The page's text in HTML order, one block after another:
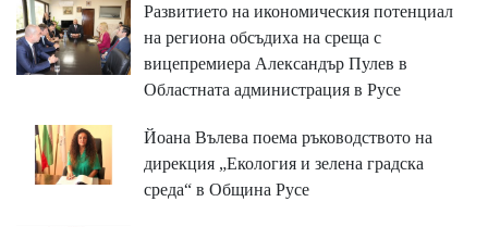
Развитието на икономическия потенциал
на региона обсъдиха на среща с
вицепремиера Александър Пулев в
Областната администрация в Русе
Йоана Вълева поема ръководството на
дирекция „Екология и зелена градска
среда“ в Община Русе